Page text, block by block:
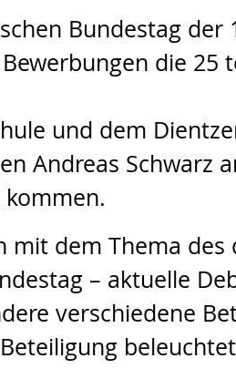
Bundestag der
die 25
und dem
Andreas Schwarz
dem Thema des
– aktuelle
verschiedene